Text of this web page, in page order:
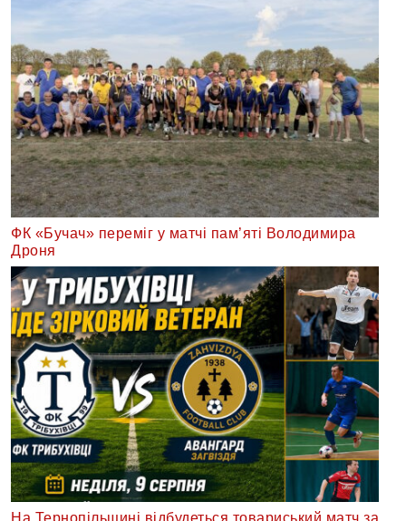
ФК «Бучач» переміг у матчі пам’яті Володимира
Дроня
На Тернопільщині відбудеться товариський матч за